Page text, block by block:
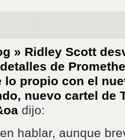
» Ridley Scott
de
lo propio con el
nuevo cartel de
dijo:
hablar, aunque